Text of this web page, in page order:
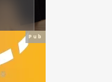
Pub